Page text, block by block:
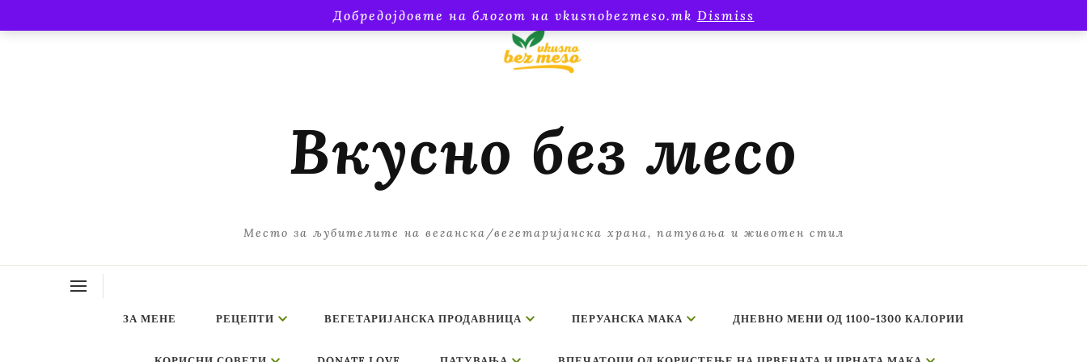
Добредојдовте на блогот на vkusnobezmeso.mk Dismiss
Вкусно без месо
Место за љубителите на веганска/вегетаријанска храна, патувања и животен стил
ЗА МЕНЕ РЕЦЕПТИ ВЕГЕТАРИЈАНСКА ПРОДАВНИЦА ПЕРУАНСКА МАКА ДНЕВНО МЕНИ ОД 1100-1300 КАЛОРИИ